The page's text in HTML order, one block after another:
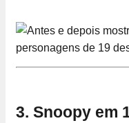
3. Snoopy em